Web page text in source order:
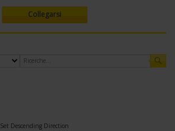
Collegarsi
Set Descending Direction